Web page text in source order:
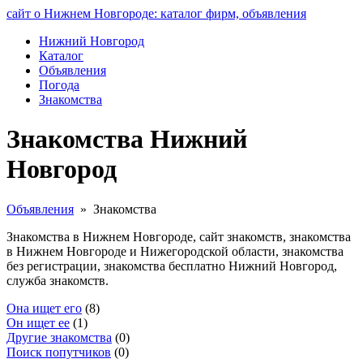
сайт о Нижнем Новгороде: каталог фирм, объявления
Нижний Новгород
Каталог
Объявления
Погода
Знакомства
Знакомства Нижний
Новгород
Объявления » Знакомства
Знакомства в Нижнем Новгороде, сайт знакомств, знакомства
в Нижнем Новгороде и Нижегородской области, знакомства
без регистрации, знакомства бесплатно Нижний Новгород,
служба знакомств.
Она ищет его (8)
Он ищет ее (1)
Другие знакомства (0)
Поиск попутчиков (0)